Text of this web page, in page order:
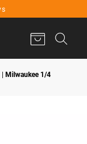
Milwaukee 1/4